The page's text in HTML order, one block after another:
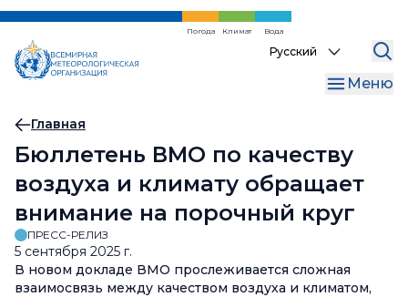
Перейти
основному
содержанию
Погода Климат Вода
Select
language
Меню
Хлебная
крошка
Главная
Бюллетень ВМО по качеству
воздуха и климату обращает
внимание на порочный круг
ПРЕСС-РЕЛИЗ
5 сентября 2025 г.
В новом докладе ВМО прослеживается сложная
взаимосвязь между качеством воздуха и климатом,